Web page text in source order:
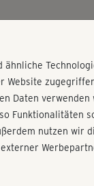
Daten
Funktionalitäten
nutzen wir